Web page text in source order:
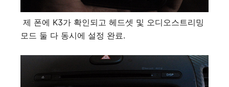
제 폰에 K3가 확인되고 헤드셋 및 오디오스트리밍
모드 둘 다 동시에 설정 완료.